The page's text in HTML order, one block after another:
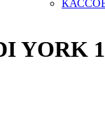
YORK